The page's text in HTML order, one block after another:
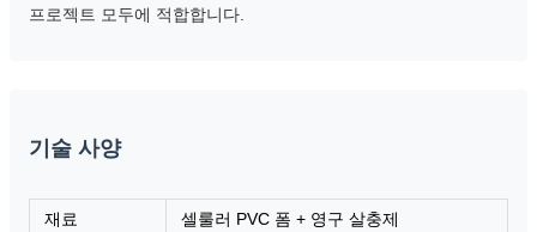
프로젝트 모두에 적합합니다.
기술 사양
재료 셀룰러 PVC 폼 + 영구 살충제